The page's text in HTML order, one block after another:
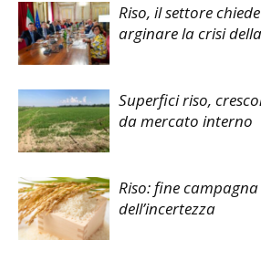
Riso, il settore
arginare la crisi
Superfici riso,
da mercato interno
Riso: fine campagna
dell’incertezza